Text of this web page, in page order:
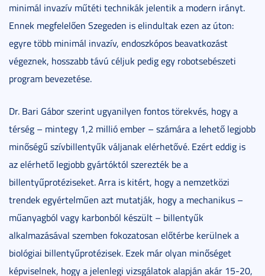
minimál invazív műtéti technikák jelentik a modern irányt.
Ennek megfelelően Szegeden is elindultak ezen az úton:
egyre több minimál invazív, endoszkópos beavatkozást
végeznek, hosszabb távú céljuk pedig egy robotsebészeti
program bevezetése.
Dr. Bari Gábor szerint ugyanilyen fontos törekvés, hogy a
térség – mintegy 1,2 millió ember – számára a lehető legjobb
minőségű szívbillentyűk váljanak elérhetővé. Ezért eddig is
az elérhető legjobb gyártóktól szerezték be a
billentyűprotéziseket. Arra is kitért, hogy a nemzetközi
trendek egyértelműen azt mutatják, hogy a mechanikus –
műanyagból vagy karbonból készült – billentyűk
alkalmazásával szemben fokozatosan előtérbe kerülnek a
biológiai billentyűprotézisek. Ezek már olyan minőséget
képviselnek, hogy a jelenlegi vizsgálatok alapján akár 15-20,